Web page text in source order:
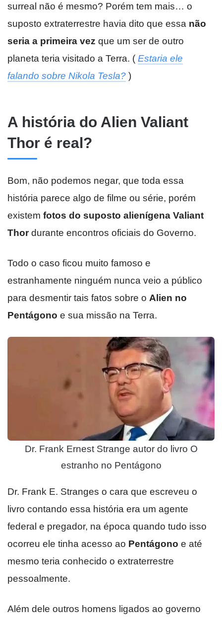
surreal não é mesmo? Porém tem mais… o
suposto extraterrestre havia dito que essa não
seria a primeira vez que um ser de outro
planeta teria visitado a Terra. ( Estaria ele
falando sobre Nikola Tesla? )
A história do Alien Valiant
Thor é real?
Bom, não podemos negar, que toda essa
história parece algo de filme ou série, porém
existem fotos do suposto alienígena Valiant
Thordurante encontros oficiais do Governo.
Todo o caso ficou muito famoso e
estranhamente ninguém nunca veio a público
para desmentir tais fatos sobre o Alien no
Pentágono e sua missão na Terra.
Dr. Frank Ernest Strange autor do livro O
estranho no Pentágono
Dr. Frank E. Stranges o cara que escreveu o
livro contando essa história era um agente
federal e pregador, na época quando tudo isso
ocorreu ele tinha acesso ao Pentágono e até
mesmo teria conhecido o extraterrestre
pessoalmente.
Além dele outros homens ligados ao governo